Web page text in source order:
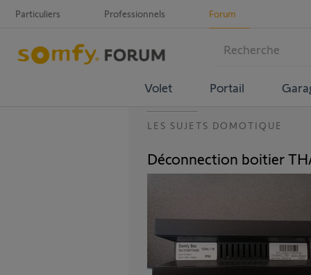
Particuliers Professionnels Forum
Volet Portail
LES SUJETS DOMOTIQUE
Déconnection boitier